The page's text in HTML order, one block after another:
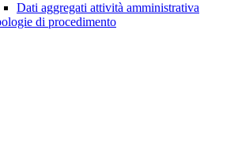
Dati aggregati attività amministrativa
di procedimento